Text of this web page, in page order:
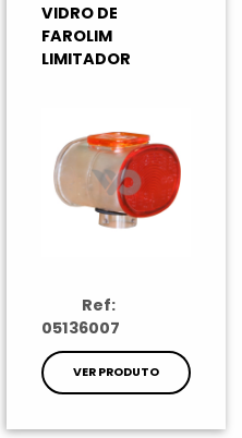
VIDRO DE
FAROLIM
LIMITADOR
Ref:
05136007
VER PRODUTO